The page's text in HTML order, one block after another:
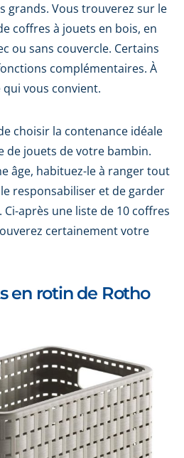
grands. Vous trouverez sur le
coffres à jouets en bois, en
ou sans couvercle. Certains
complémentaires. À
vous convient.
choisir la contenance idéale
de jouets de votre bambin.
âge, habituez-le à ranger tout
responsabiliser et de garder
Ci-après une liste de 10 coffres
certainement votre
en rotin de Rotho